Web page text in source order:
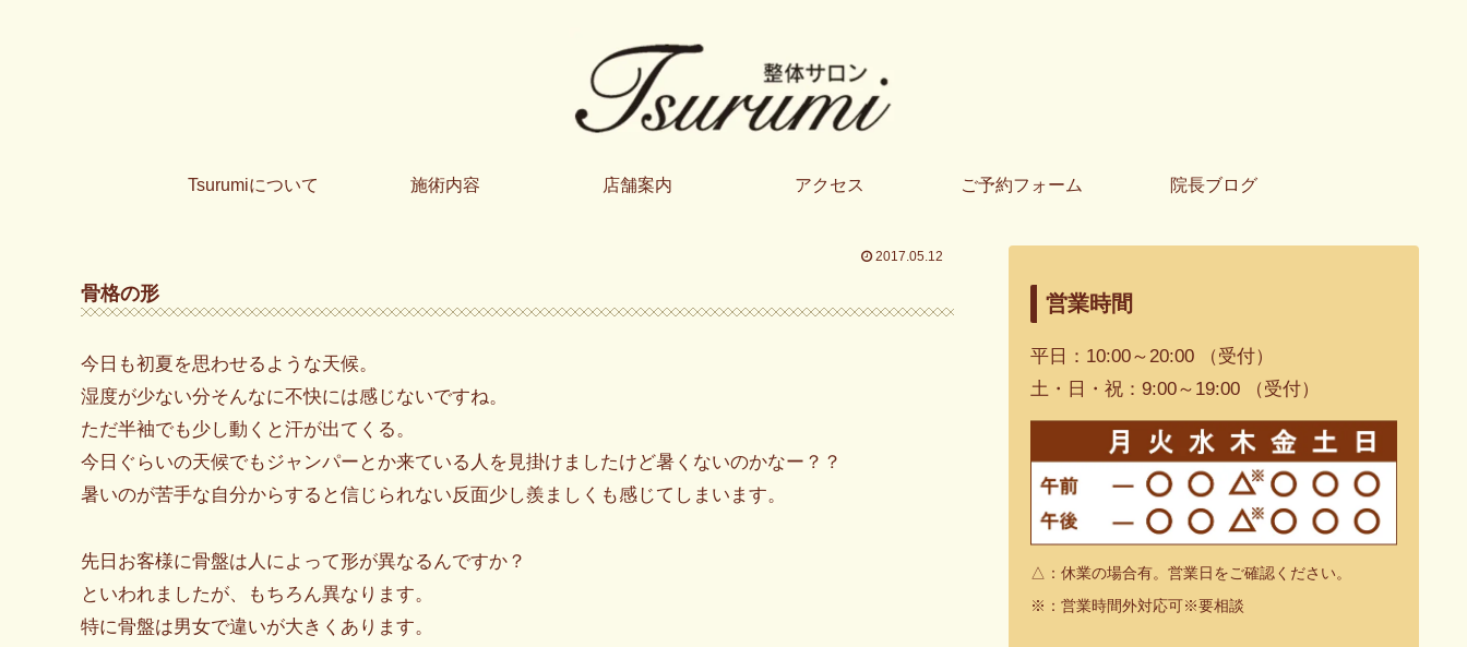
Tsurumiについて 施術内容 店舗案内 アクセス ご予約フォーム 院長ブログ
2017.05.12
骨格の形
今日も初夏を思わせるような天候。
湿度が少ない分そんなに不快には感じないですね。
ただ半袖でも少し動くと汗が出てくる。
今日ぐらいの天候でもジャンパーとか来ている人を見掛けましたけど暑くないのかなー？？
暑いのが苦手な自分からすると信じられない反面少し羨ましくも感じてしまいます。
先日お客様に骨盤は人によって形が異なるんですか？
といわれましたが、もちろん異なります。
特に骨盤は男女で違いが大きくあります。
営業時間
平日：10:00～20:00 （受付）
土・日・祝：9:00～19:00 （受付）
△：休業の場合有。営業日をご確認ください。
※ ： 営業時間外対応可※要相談